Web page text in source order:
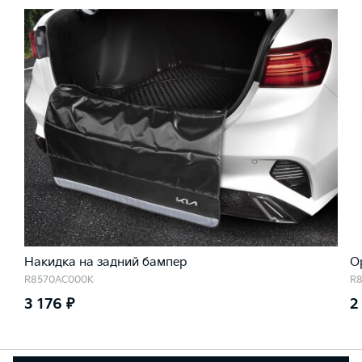
Накидка на задний бампер
R8570AC000K
3 176 ₽ 2